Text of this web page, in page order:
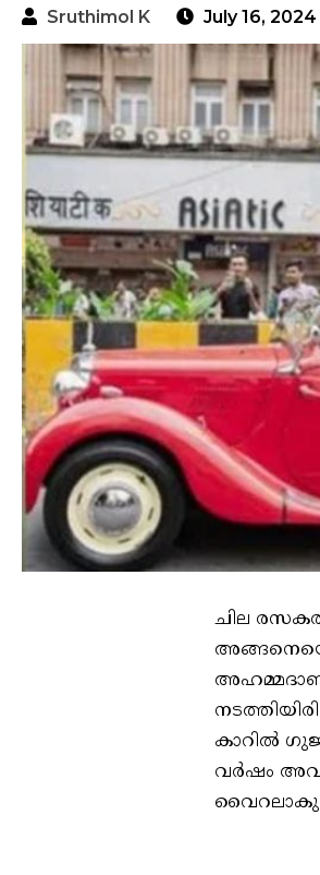
Sruthimol K July 16, 2024
ചില
കാറിൽ
വർഷം